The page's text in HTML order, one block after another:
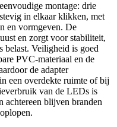
montage: drie
in elkaar klikken, met
en vormgeven. De
en zorgt voor stabiliteit,
belast. Veiligheid is goed
PVC-materiaal en de
de adapter
een overdekte ruimte of bij
van de LEDs is
achtereen blijven branden